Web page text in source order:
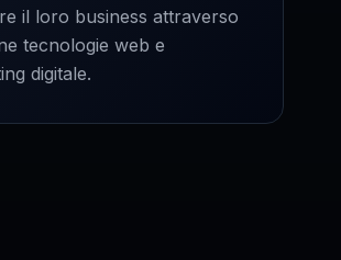
il loro business attraverso
tecnologie web e
digitale.